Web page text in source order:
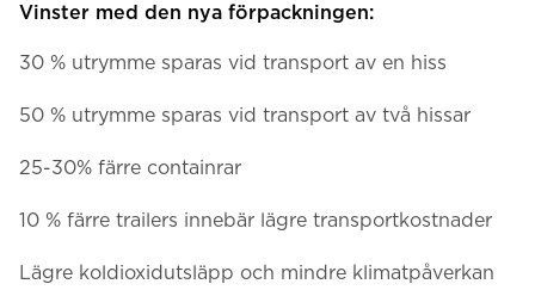
Vinster med den nya förpackningen:
30 % utrymme sparas vid transport av en hiss
50 % utrymme sparas vid transport av två hissar
25-30% färre containrar
10 % färre trailers innebär lägre transportkostnader
Lägre koldioxidutsläpp och mindre klimatpåverkan